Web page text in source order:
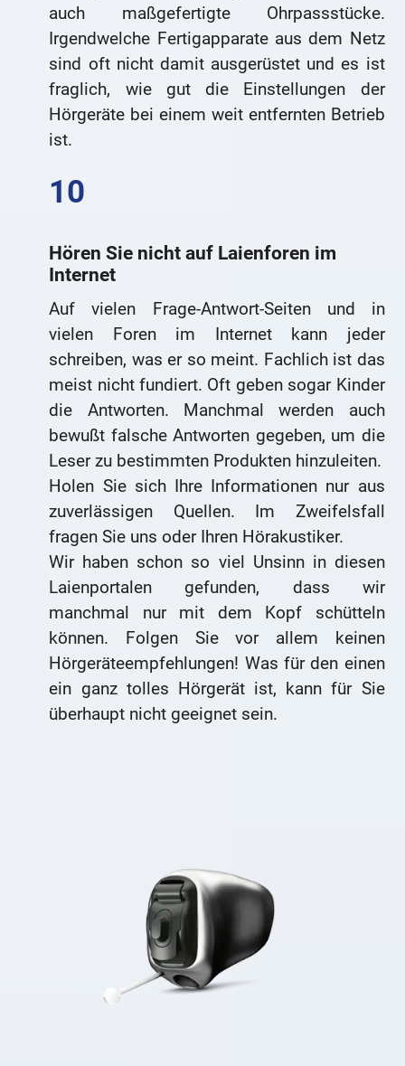
auch maßgefertigte Ohrpassstücke.
Irgendwelche Fertigapparate aus dem Netz
sind oft nicht damit ausgerüstet und es ist
fraglich, wie gut die Einstellungen der
Hörgeräte bei einem weit entfernten Betrieb
ist.
Hören Sie nicht auf Laienforen im
Internet
Auf vielen Frage-Antwort-Seiten und in
vielen Foren im Internet kann jeder
schreiben, was er so meint. Fachlich ist das
meist nicht fundiert. Oft geben sogar Kinder
die Antworten. Manchmal werden auch
bewußt falsche Antworten gegeben, um die
Leser zu bestimmten Produkten hinzuleiten.
Holen Sie sich Ihre Informationen nur aus
zuverlässigen Quellen. Im Zweifelsfall
fragen Sie uns oder Ihren Hörakustiker.
Wir haben schon so viel Unsinn in diesen
Laienportalen gefunden, dass wir
manchmal nur mit dem Kopf schütteln
können. Folgen Sie vor allem keinen
Hörgeräteempfehlungen! Was für den einen
ein ganz tolles Hörgerät ist, kann für Sie
überhaupt nicht geeignet sein.